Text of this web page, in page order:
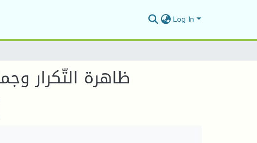
Log In
ظاهرة التّكرار